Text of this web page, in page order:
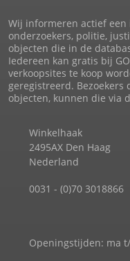
Wij informeren actief
onderzoekers, politie,
objecten die in de
Iedereen kan gratis bij
verkoopsites te koop
geregistreerd. Bezoekers
objecten, kunnen die via
Winkelhaak
2495AX Den Haag
Nederland
0031 - (0)70 3018866
Openingstijden: ma